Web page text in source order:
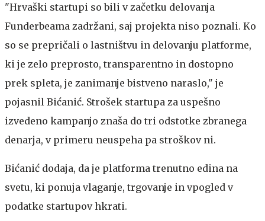
"Hrvaški startupi so bili v začetku delovanja
Funderbeama zadržani, saj projekta niso poznali. Ko
so se prepričali o lastništvu in delovanju platforme,
ki je zelo preprosto, transparentno in dostopno
prek spleta, je zanimanje bistveno naraslo," je
pojasnil Bićanić. Strošek startupa za uspešno
izvedeno kampanjo znaša do tri odstotke zbranega
denarja, v primeru neuspeha pa stroškov ni.
Bićanić dodaja, da je platforma trenutno edina na
svetu, ki ponuja vlaganje, trgovanje in vpogled v
podatke startupov hkrati.